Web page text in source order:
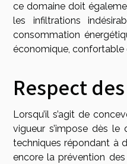
ce domaine doit
les infiltrations
consommation
économique, confortable
Respect
Lorsqu’il s’agit de
vigueur s’impose dès
techniques répondant à
encore la prévention